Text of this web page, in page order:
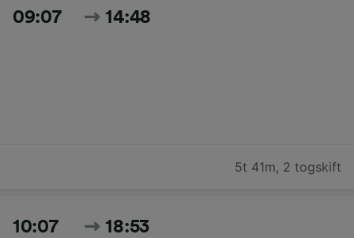
09:07 14:48
5t 41m, 2 togskift
10:07 18:53